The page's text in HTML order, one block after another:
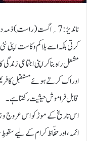
ناندیڑ:7؍اگست ( راست)
کرتی بلکہ اسے بلا کم و کاست اپنی
مشعل راہ بناکر اپنی اجتماعی
ادراک کرتے ہوئے مستقبل کا
قابل فراموش حیثیت رکھتا ہے۔
اس تاریخ کے موڑ کو اس عروج و
ائمہ، اور حفّاظ کرام کے لیے سقوطِ